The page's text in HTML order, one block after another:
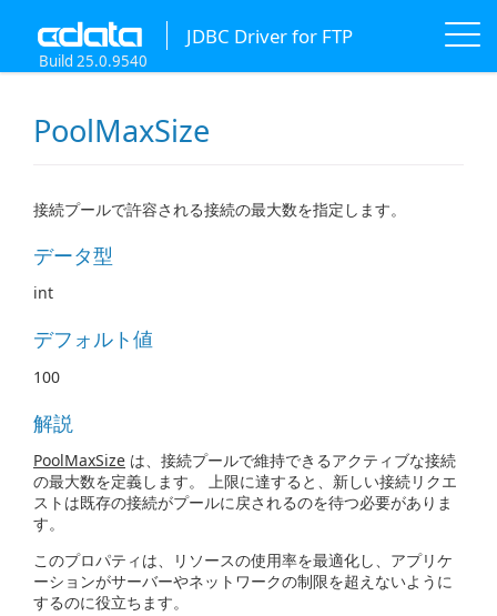
JDBC Driver for FTP
Build 25.0.9540
PoolMaxSize
接続プールで許容される接続の最大数を指定します。
データ型
int
デフォルト値
100
解説
PoolMaxSize は、接続プールで維持できるアクティブな接続
の最大数を定義します。 上限に達すると、新しい接続リクエ
ストは既存の接続がプールに戻されるのを待つ必要がありま
す。
このプロパティは、リソースの使用率を最適化し、アプリケ
ーションがサーバーやネットワークの制限を超えないように
するのに役立ちます。